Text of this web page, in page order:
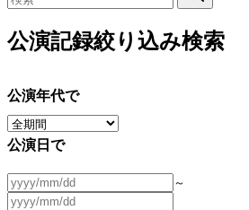
公演記録絞り込み検索
公演年代で
公演日で
～